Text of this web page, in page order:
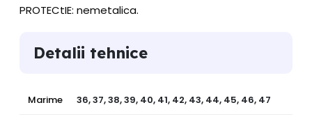
PROTECtIE: nemetalica.
Detalii tehnice
Marime 36, 37, 38, 39, 40, 41, 42, 43, 44, 45, 46, 47